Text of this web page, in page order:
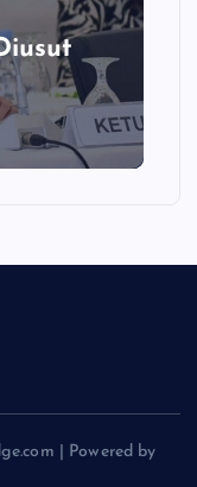
| Powered by